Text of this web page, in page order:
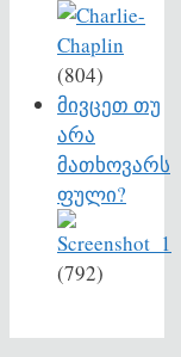
(804)
მივცეთ თუ
არა
მათხოვარს
ფული?
(792)